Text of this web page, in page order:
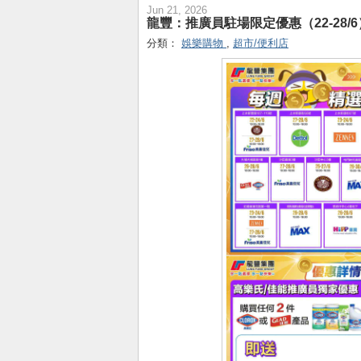
Jun 21, 2026
龍豐：推廣員駐場限定優惠（22-28/6
分類： 娛樂購物 , 超市/便利店